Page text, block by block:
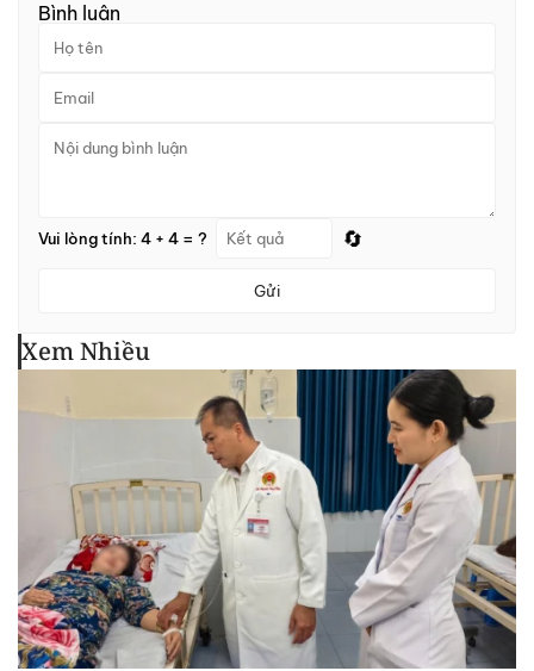
Bình luận
Vui lòng tính: 4 + 4 = ? 🔄
Gửi
Xem Nhiều